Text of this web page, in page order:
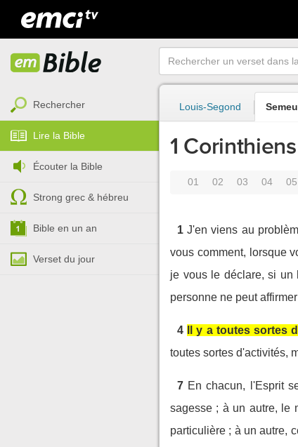
Rechercher
Lire la Bible
Écouter la Bible
Strong grec & hébreu
Bible en un an
Verset du jour
Louis-Segond
1 Corinthiens
01 02 03 04 05
1 J'en viens au
vous comment, lorsque
je vous le déclare, si un
personne ne peut
4 Il y a toutes sortes
toutes sortes d'activités,
7 En chacun, l'Esprit
sagesse ; à un autre, le
particulière ; à un autre,